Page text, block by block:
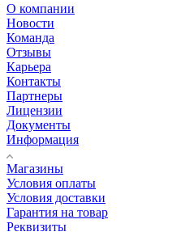
О компании
Новости
Команда
Отзывы
Карьера
Контакты
Партнеры
Лицензии
Документы
Информация
Магазины
Условия оплаты
Условия доставки
Гарантия на товар
Реквизиты